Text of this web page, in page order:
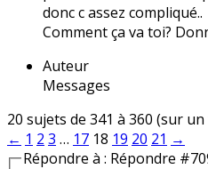
donc c assez compliqué..
Comment ça va toi?
Auteur
Messages
20 sujets de 341 à 360 (sur
← 1 2 3 … 17 18 19 20 21 →
Répondre à : Répondre